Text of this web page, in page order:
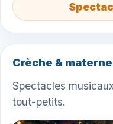
Crèche &
Spectacles
tout-petits.